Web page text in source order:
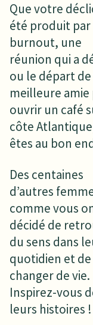
Que votre
été produit par
burnout, une
réunion qui a
ou le départ
meilleure amie
ouvrir un café
côte
êtes au bon
Des centaines
d’autres
comme vous
décidé de
du sens dans
quotidien et de
changer de vie.
Inspirez-vous
leurs histoires !